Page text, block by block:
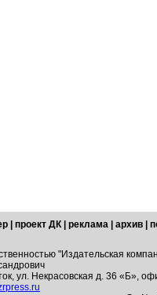
проект ДК реклама архив
"Издательская
ул. Некрасовская д. 36 «Б»,